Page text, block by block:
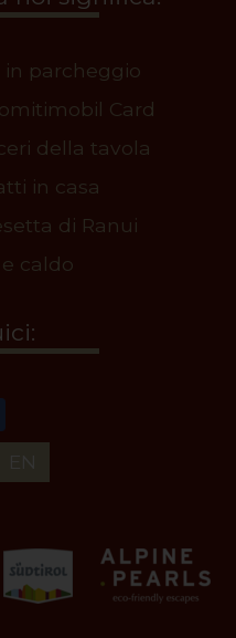
in parcheggio
Card
della tavola
in casa
di Ranui
caldo